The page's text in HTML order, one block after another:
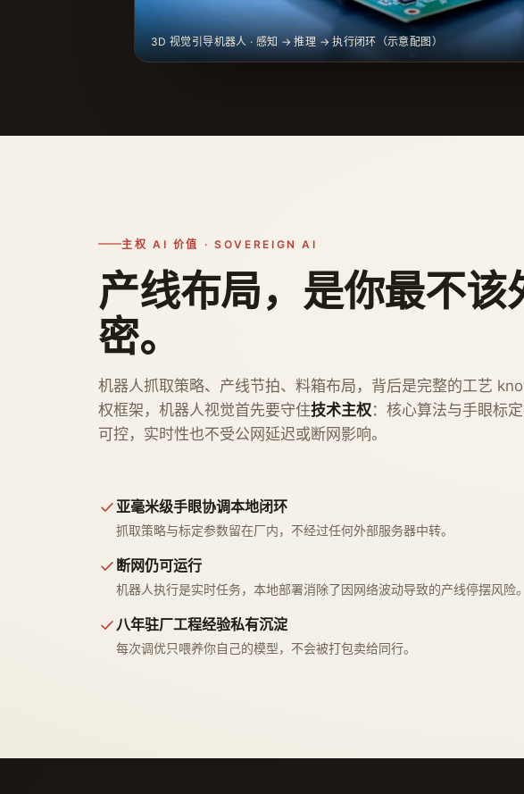
3D 视觉引导机器人 · 感知 → 推理 → 执行闭环（示意配图）
主权 AI 价值 · SOVEREIGN AI
产线布局，是你最不该
密。
机器人抓取策略、产线节拍、料箱布局，背后是完整的工艺
权框架，机器人视觉首先要守住技术主权：核心算法与手眼标
可控，实时性也不受公网延迟或断网影响。
亚毫米级手眼协调本地闭环
抓取策略与标定参数留在厂内，不经过任何外部服务器中转。
断网仍可运行
机器人执行是实时任务，本地部署消除了因网络波动导致的产线停摆风险。
八年驻厂工程经验私有沉淀
每次调优只喂养你自己的模型，不会被打包卖给同行。